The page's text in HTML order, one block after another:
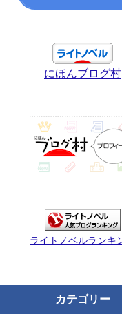
にほんブログ村
ライトノベルランキ
カテゴリー